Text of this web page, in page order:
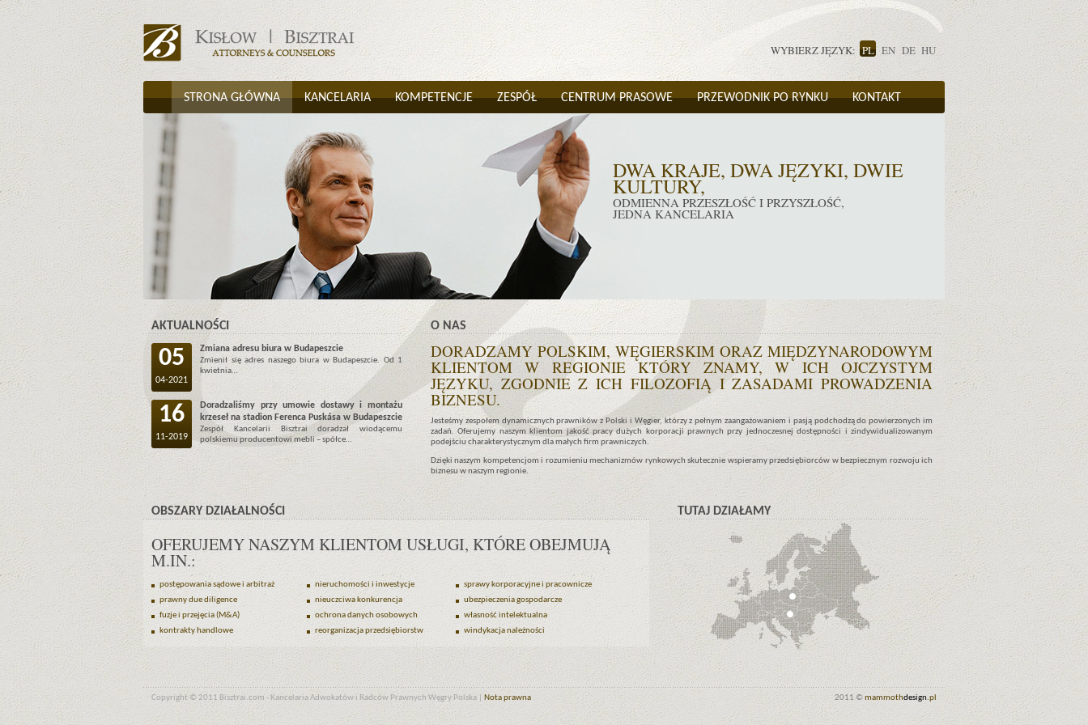
WYBIERZ JĘZYK: PL EN DE HU
STRONA GŁÓWNA KANCELARIA KOMPETENCJE ZESPÓŁ CENTRUM PRASOWE PRZEWODNIK PO RYNKU KONTAKT
DWA KRAJE, DWA JĘZYKI, DWIE
KULTURY,
ODMIENNA PRZESZŁOŚĆ I PRZYSZŁOŚĆ,
JEDNA KANCELARIA
AKTUALNOŚCI
05
04-2021
Zmiana adresu biura w Budapeszcie
Zmienił się adres naszego biura w Budapeszcie. Od 1
kwietnia…
16
11-2019
Doradzaliśmy przy umowie dostawy i montażu
krzeseł na stadion Ferenca Puskása w Budapeszcie
Zespół Kancelarii Bisztrai doradzał wiodącemu
polskiemu producentowi mebli – spółce…
O NAS
DORADZAMY POLSKIM, WĘGIERSKIM ORAZ MIĘDZYNARODOWYM
KLIENTOM W REGIONIE KTÓRY ZNAMY, W ICH OJCZYSTYM
JĘZYKU, ZGODNIE Z ICH FILOZOFIĄ I ZASADAMI PROWADZENIA
BIZNESU.
Jesteśmy zespołem dynamicznych prawników z Polski i Węgier, którzy z pełnym zaangażowaniem i pasją podchodzą do powierzonych im
zadań. Oferujemy naszym klientom jakość pracy dużych korporacji prawnych przy jednoczesnej dostępności i zindywidualizowanym
podejściu charakterystycznym dla małych firm prawniczych.
Dzięki naszym kompetencjom i rozumieniu mechanizmów rynkowych skutecznie wspieramy przedsiębiorców w bezpiecznym rozwoju ich
biznesu w naszym regionie.
OBSZARY DZIAŁALNOŚCI
OFERUJEMY NASZYM KLIENTOM USŁUGI, KTÓRE OBEJMUJĄ
M.IN.:
postępowania sądowe i arbitraż
prawny due diligence
fuzje i przejęcia (M&A)
kontrakty handlowe
nieruchomości i inwestycje
nieuczciwa konkurencja
ochrona danych osobowych
reorganizacja przedsiębiorstw
sprawy korporacyjne i pracownicze
ubezpieczenia gospodarcze
własność intelektualna
windykacja należności
TUTAJ DZIAŁAMY
Copyright © 2011 Bisztrai.com - Kancelaria Adwokatów i Radców Prawnych Węgry Polska | Nota prawna 2011 ©mammothdesign.pl